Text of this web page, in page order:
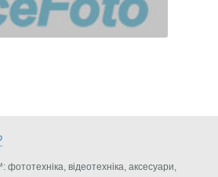
відеотехніка, аксесуари,